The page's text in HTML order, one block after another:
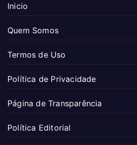
Inicio
Quem Somos
Termos de Uso
Política de Privacidade
Página de Transparência
Política Editorial